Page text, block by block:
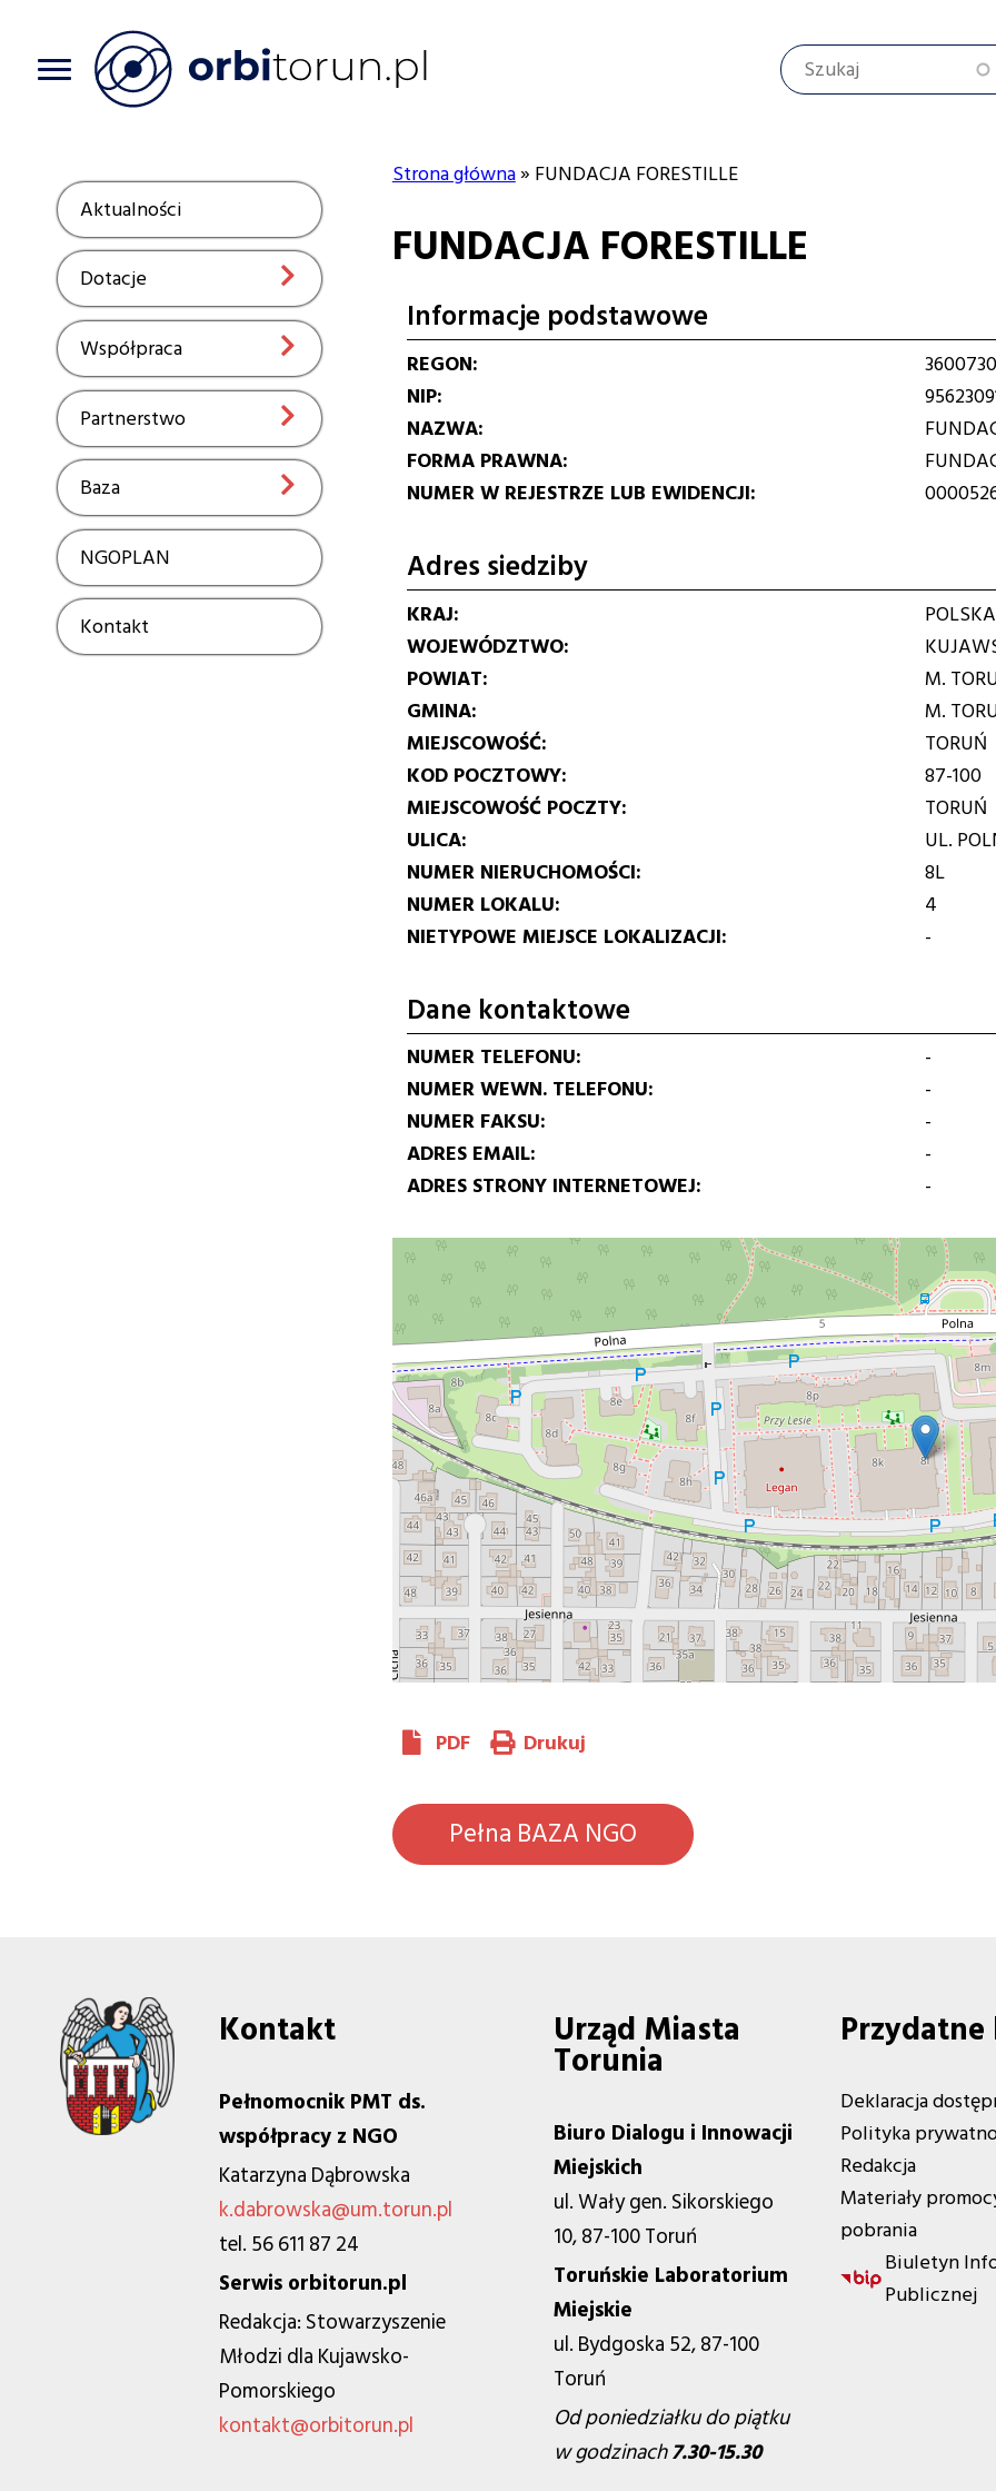
Szukaj
Aktualności Show
Dotacje Show
Współpraca Show
Partnerstwo Show
Baza Show
NGOPLAN Show
Kontakt Show
nawigacyjna
Strona główna FUNDACJA FORESTILLE
FUNDACJA FORESTILLE
Informacje podstawowe
REGON
NIP
NAZWA
FORMA PRAWNA
NUMER W REJESTRZE LUB EWIDENCJI
Adres siedziby
KRAJ
POLSKA
WOJEWÓDZTWO
POWIAT
M.
GMINA
M.
MIEJSCOWOŚĆ
TORUŃ
KOD POCZTOWY
87-100
MIEJSCOWOŚĆ POCZTY
TORUŃ
ULICA
UL.
NUMER NIERUCHOMOŚCI
8L
NUMER LOKALU
4
NIETYPOWE MIEJSCE LOKALIZACJI
-
Dane kontaktowe
NUMER TELEFONU
-
NUMER WEWN. TELEFONU
-
NUMER FAKSU
-
ADRES EMAIL
-
ADRES STRONY INTERNETOWEJ
-
PDF Drukuj
Pełna BAZA NGO
Kontakt
Pełnomocnik PMT ds.
współpracy z NGO
Katarzyna Dąbrowska
k.dabrowska@um.torun.pl
tel. 56 611 87 24
Serwis orbitorun.pl
Redakcja: Stowarzyszenie
Młodzi dla Kujawsko-
Pomorskiego
kontakt@orbitorun.pl
Urząd Miasta
Torunia
Biuro Dialogu i Innowacji
Miejskich
ul. Wały gen. Sikorskiego
10, 87-100 Toruń
Toruńskie Laboratorium
Miejskie
ul. Bydgoska 52, 87-100
Toruń
Od poniedziałku do piątku
w godzinach7.30-15.30
Deklaracja
Polityka
Redakcja
Materiały
pobrania
Biuletyn
Publicznej